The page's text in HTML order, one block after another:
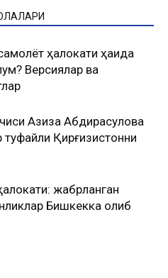
ҳалокати ҳақида
Версиялар ва
Азиза Абдирасулова
туфайли Қирғизистонни
жабрланган
Бишкекка олиб